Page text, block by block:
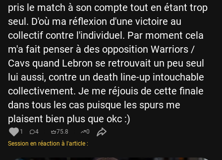
pris le match à son compte tout en étant trop
seul. D'où ma réflexion d'une victoire au
collectif contre l'individuel. Par moment cela
m'a fait penser à des opposition Warriors /
Cavs quand Lebron se retrouvait un peu seul
lui aussi, contre un death line-up intouchable
collectivement. Je me réjouis de cette finale
dans tous les cas puisque les spurs me
plaisent bien plus que okc :)
1 4 75.8
0
Session en réaction à l'article :